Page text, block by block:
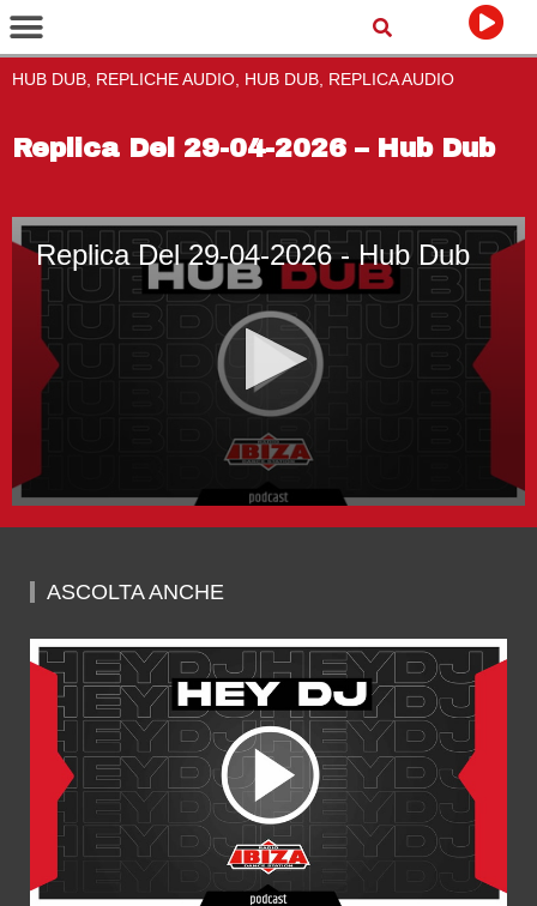
HUB DUB, REPLICHE AUDIO, HUB DUB, REPLICA AUDIO
Replica Del 29-04-2026 – Hub Dub
Replica Del 29-04-2026 - Hub Dub
seconds
minutes,
30
ASCOLTA ANCHE